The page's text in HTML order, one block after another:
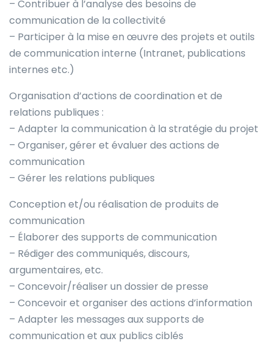
– Contribuer à l’analyse des besoins de
communication de la collectivité
– Participer à la mise en œuvre des projets et outils
de communication interne (Intranet, publications
internes etc.)
Organisation d’actions de coordination et de
relations publiques :
– Adapter la communication à la stratégie du projet
– Organiser, gérer et évaluer des actions de
communication
– Gérer les relations publiques
Conception et/ou réalisation de produits de
communication
– Élaborer des supports de communication
– Rédiger des communiqués, discours,
argumentaires, etc.
– Concevoir/réaliser un dossier de presse
– Concevoir et organiser des actions d’information
– Adapter les messages aux supports de
communication et aux publics ciblés